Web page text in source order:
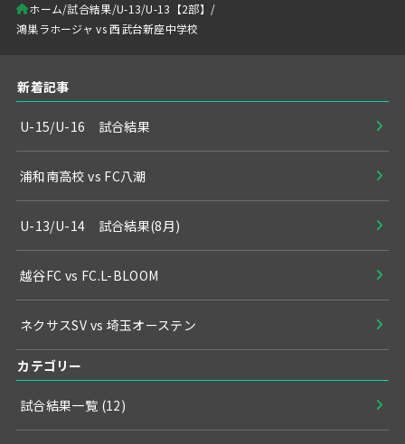
ホーム 試合結果 U-13 U-13【2部】
鴻巣ラホージャ vs 西武台新座中学校
新着記事
U-15/U-16 試合結果
浦和南高校 vs FC八潮
U-13/U-14 試合結果(8月)
越谷FC vs FC.L-BLOOM
ネクサスSV vs 埼玉オーステン
カテゴリー
試合結果一覧 (12)